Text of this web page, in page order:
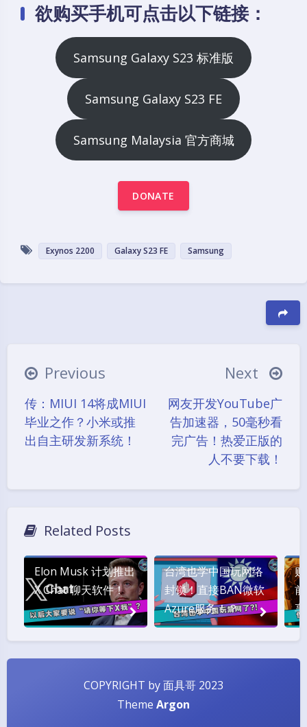
欲购买手机可点击以下链接：
Samsung Galaxy S23 标准版
Samsung Galaxy S23 FE
Samsung Malaysia 官方商城
DONATE
Exynos 2200 Galaxy S23 FE Samsung
Previous
传：MIUI 14将成MIUI
毕业之作？小米或推
出自主研发新系统！
Next
网友开发YouTube广
告加速器，50毫秒看
完广告！热爱正版的
人不要下载！
Related Posts
Elon Musk 计划推出
X Chat 聊天软件！
台湾也学中国玩网络
封锁！直接BAN微软
Azure服务！？
COPYRIGHT by 面具哥 2023
Theme Argon